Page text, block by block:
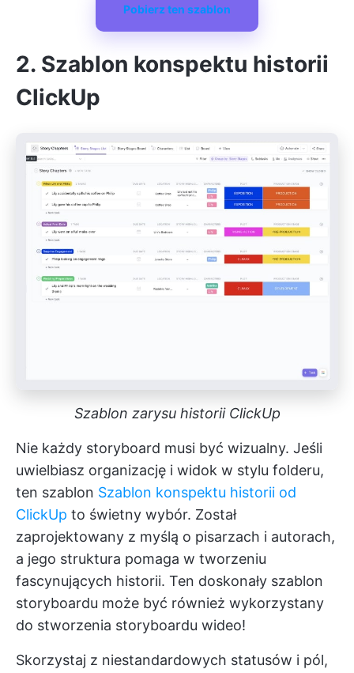
Pobierz ten szablon
2. Szablon konspektu historii
ClickUp
Szablon zarysu historii ClickUp
Nie każdy storyboard musi być wizualny. Jeśli
uwielbiasz organizację i widok w stylu folderu,
ten szablon Szablon konspektu historii od
ClickUp to świetny wybór. Został
zaprojektowany z myślą o pisarzach i autorach,
a jego struktura pomaga w tworzeniu
fascynujących historii. Ten doskonały szablon
storyboardu może być również wykorzystany
do stworzenia storyboardu wideo!
Skorzystaj z niestandardowych statusów i pól,